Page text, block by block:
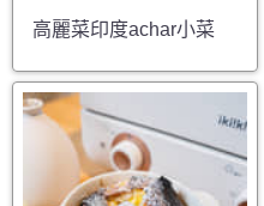
高麗菜印度achar小菜